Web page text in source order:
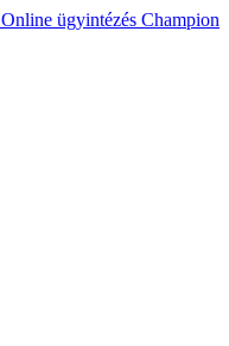
Online ügyintézés Champion